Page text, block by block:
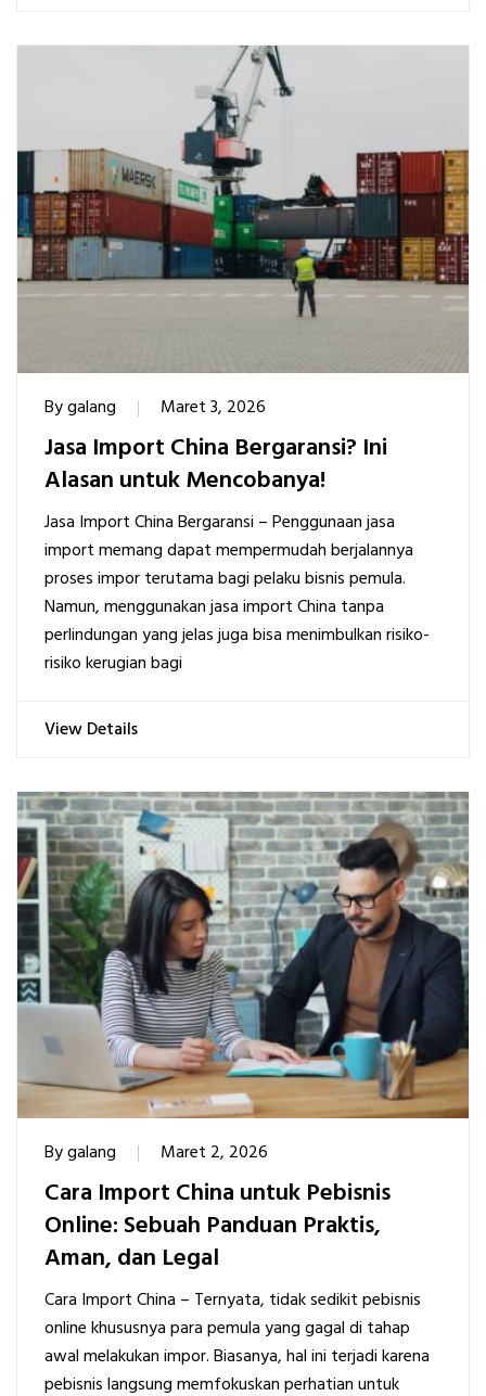
Bygalang Maret 3, 2026
Jasa Import China Bergaransi? Ini
Alasan untuk Mencobanya!
Jasa Import China Bergaransi – Penggunaan jasa
import memang dapat mempermudah berjalannya
proses impor terutama bagi pelaku bisnis pemula.
Namun, menggunakan jasa import China tanpa
perlindungan yang jelas juga bisa menimbulkan risiko-
risiko kerugian bagi
View Details
Bygalang Maret 2, 2026
Cara Import China untuk Pebisnis
Online: Sebuah Panduan Praktis,
Aman, dan Legal
Cara Import China – Ternyata, tidak sedikit pebisnis
online khususnya para pemula yang gagal di tahap
awal melakukan impor. Biasanya, hal ini terjadi karena
pebisnis langsung memfokuskan perhatian untuk